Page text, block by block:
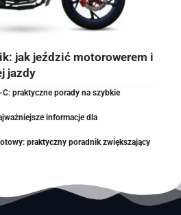
jak jeździć motorowerem i
jazdy
praktyczne porady na szybkie
informacje dla
praktyczny poradnik zwiększający